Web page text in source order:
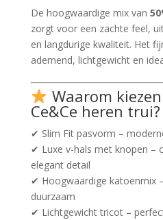
De hoogwaardige mix van
zorgt voor een zachte feel,
en langdurige kwaliteit. Het
ademend, lichtgewicht en
Waarom
Ce&Ce heren trui?
✔ Slim Fit pasvorm –
✔ Luxe v-hals met knopen –
elegant detail
✔ Hoogwaardige katoenmix
duurzaam
✔ Lichtgewicht tricot –